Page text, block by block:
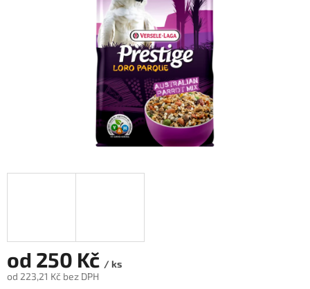
od 250 Kč / ks
od 223,21 Kč bez DPH